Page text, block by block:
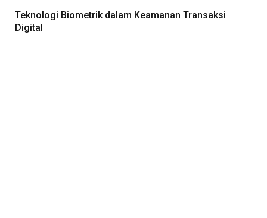
Teknologi Biometrik dalam Keamanan Transaksi
Digital